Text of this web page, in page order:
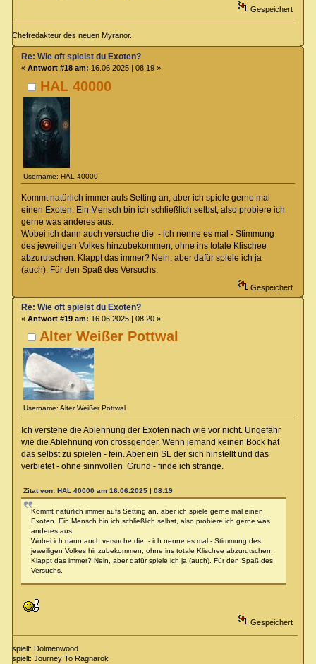
Gespeichert
Chefredakteur des neuen Myranor.
HAL 40000
Username: HAL 40000
Re: Wie oft spielst du Exoten?
« Antwort #18 am: 16.06.2025 | 08:19 »
Kommt natürlich immer aufs Setting an, aber ich spiele gerne mal
einen Exoten. Ein Mensch bin ich schließlich selbst, also probiere ich
gerne was anderes aus.
Wobei ich dann auch versuche die - ich nenne es mal - Stimmung
des jeweiligen Volkes hinzubekommen, ohne ins totale Klischee
abzurutschen. Klappt das immer? Nein, aber dafür spiele ich ja
(auch). Für den Spaß des Versuchs.
Gespeichert
Alter Weißer Pottwal
Username: Alter Weißer Pottwal
Re: Wie oft spielst du Exoten?
« Antwort #19 am: 16.06.2025 | 08:20 »
Ich verstehe die Ablehnung der Exoten nach wie vor nicht. Ungefähr
wie die Ablehnung von crossgender. Wenn jemand keinen Bock hat
das selbst zu spielen - fein. Aber ein SL der sich hinstellt und das
verbietet - ohne sinnvollen Grund - finde ich strange.
Zitat von: HAL 40000 am 16.06.2025 | 08:19
Kommt natürlich immer aufs Setting an, aber ich spiele gerne mal einen
Exoten. Ein Mensch bin ich schließlich selbst, also probiere ich gerne was
anderes aus.
Wobei ich dann auch versuche die - ich nenne es mal - Stimmung des
jeweiligen Volkes hinzubekommen, ohne ins totale Klischee abzurutschen.
Klappt das immer? Nein, aber dafür spiele ich ja (auch). Für den Spaß des
Versuchs.
Gespeichert
spielt: Dolmenwood
spielt: Journey To Ragnarök